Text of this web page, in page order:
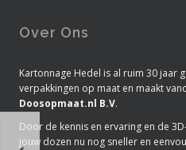
Over Ons
Kartonnage Hedel is al ruim 30 jaar
verpakkingen op maat en maakt
Doosopmaat.nl B.V.
Door de kennis en ervaring en de
jouw dozen nu nog sneller en